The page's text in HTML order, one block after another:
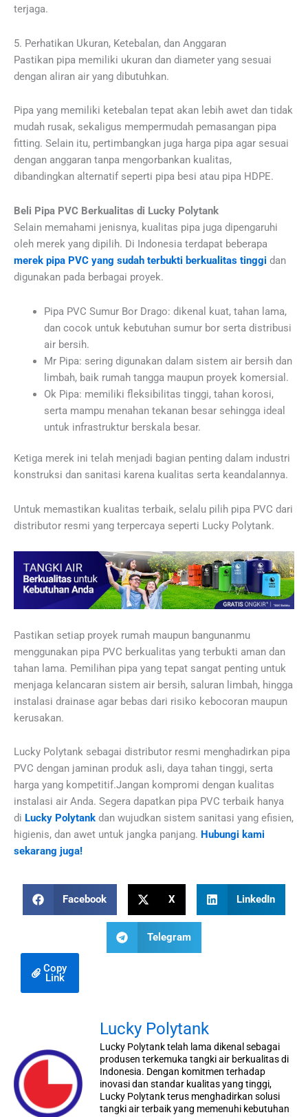
terjaga.
5. Perhatikan Ukuran, Ketebalan, dan Anggaran
Pastikan pipa memiliki ukuran dan diameter yang sesuai
dengan aliran air yang dibutuhkan.
Pipa yang memiliki ketebalan tepat akan lebih awet dan tidak
mudah rusak, sekaligus mempermudah pemasangan pipa
fitting. Selain itu, pertimbangkan juga harga pipa agar sesuai
dengan anggaran tanpa mengorbankan kualitas,
dibandingkan alternatif seperti pipa besi atau pipa HDPE.
Beli Pipa PVC Berkualitas di Lucky Polytank
Selain memahami jenisnya, kualitas pipa juga dipengaruhi
oleh merek yang dipilih. Di Indonesia terdapat beberapa
merek pipa PVC yang sudah terbukti berkualitas tinggi dan
digunakan pada berbagai proyek.
Pipa PVC Sumur Bor Drago: dikenal kuat, tahan lama,
dan cocok untuk kebutuhan sumur bor serta distribusi
air bersih.
Mr Pipa: sering digunakan dalam sistem air bersih dan
limbah, baik rumah tangga maupun proyek komersial.
Ok Pipa: memiliki fleksibilitas tinggi, tahan korosi,
serta mampu menahan tekanan besar sehingga ideal
untuk infrastruktur berskala besar.
Ketiga merek ini telah menjadi bagian penting dalam industri
konstruksi dan sanitasi karena kualitas serta keandalannya.
Untuk memastikan kualitas terbaik, selalu pilih pipa PVC dari
distributor resmi yang terpercaya seperti Lucky Polytank.
Pastikan setiap proyek rumah maupun bangunanmu
menggunakan pipa PVC berkualitas yang terbukti aman dan
tahan lama. Pemilihan pipa yang tepat sangat penting untuk
menjaga kelancaran sistem air bersih, saluran limbah, hingga
instalasi drainase agar bebas dari risiko kebocoran maupun
kerusakan.
Lucky Polytank sebagai distributor resmi menghadirkan pipa
PVC dengan jaminan produk asli, daya tahan tinggi, serta
harga yang kompetitif.Jangan kompromi dengan kualitas
instalasi air Anda. Segera dapatkan pipa PVC terbaik hanya
di Lucky Polytank dan wujudkan sistem sanitasi yang efisien,
higienis, dan awet untuk jangka panjang. Hubungi kami
sekarang juga!
Facebook X LinkedIn
Telegram
Copy
Link
Lucky Polytank
Lucky Polytank telah lama dikenal sebagai
produsen terkemuka tangki air berkualitas di
Indonesia. Dengan komitmen terhadap
inovasi dan standar kualitas yang tinggi,
Lucky Polytank terus menghadirkan solusi
tangki air terbaik yang memenuhi kebutuhan